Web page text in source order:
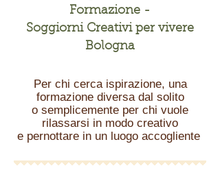
Formazione -
Soggiorni Creativi per vivere
Bologna
Per chi cerca ispirazione, una
formazione diversa dal solito
o semplicemente per chi vuole
rilassarsi in modo creativo
e pernottare in un luogo accogliente